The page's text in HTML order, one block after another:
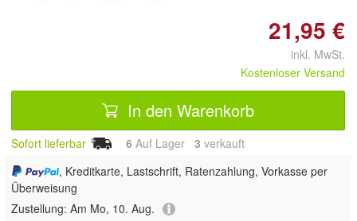
21,95 €
inkl. MwSt.
Kostenloser Versand
In den Warenkorb
Sofort lieferbar 6 Auf Lager 3 verkauft
, Kreditkarte, Lastschrift, Ratenzahlung, Vorkasse per
Überweisung
Zustellung: Am Mo, 10. Aug.